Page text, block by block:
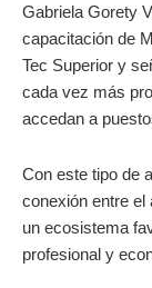
Gabriela Gorety
capacitación de
Tec Superior y
cada vez más
accedan a
Con este tipo de
conexión entre el
un ecosistema
profesional y